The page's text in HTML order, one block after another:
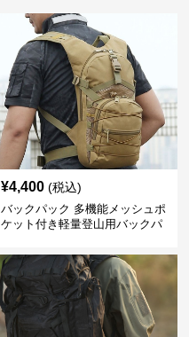
¥4,400 (税込)
バックパック 多機能メッシュポ
ケット付き軽量登山用バックパ